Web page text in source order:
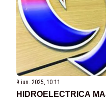
9 iun. 2025, 10:11
HIDROELECTRICA